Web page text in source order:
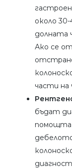
около
долната
Ако се
части на
бъдат
помощта